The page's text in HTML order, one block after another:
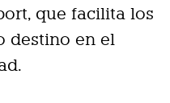
que facilita los
destino en el